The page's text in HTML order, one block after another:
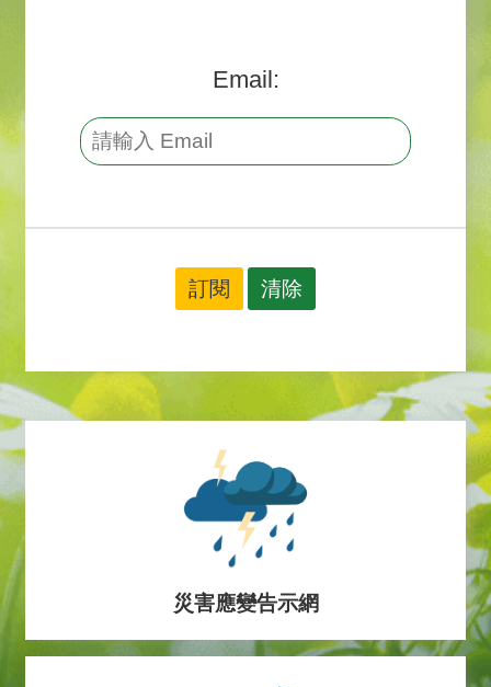
Email:
災害應變告示網